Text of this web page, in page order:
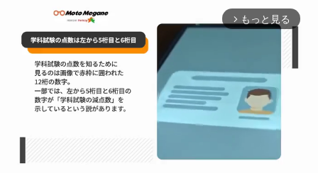
arrow_forward_ios もっと見る